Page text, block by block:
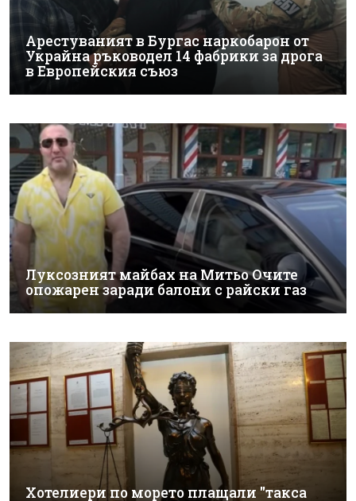
Арестуваният в Бургас наркобарон от
Украйна ръководел 14 фабрики за дрога
в Европейския съюз
Луксозният майбах на Митьо Очите
опожарен заради балони с райски газ
Хотелиери по морето плащали "такса